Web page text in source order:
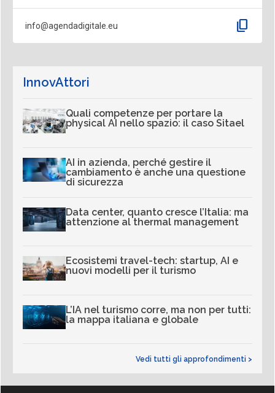
info@agendadigitale.eu content_copy
InnovAttori
Quali competenze per portare la
physical AI nello spazio: il caso Sitael
AI in azienda, perché gestire il
cambiamento è anche una questione
di sicurezza
Data center, quanto cresce l’Italia: ma
attenzione al thermal management
Ecosistemi travel-tech: startup, AI e
nuovi modelli per il turismo
L’IA nel turismo corre, ma non per tutti:
la mappa italiana e globale
Vedi tutti gli approfondimenti >